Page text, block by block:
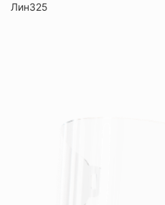
Лин325